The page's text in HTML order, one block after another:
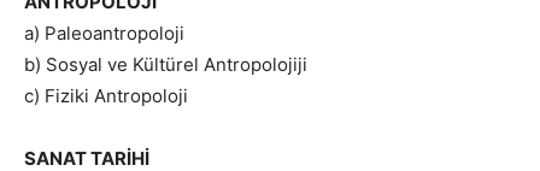
a) Paleoantropoloji
b) Sosyal ve Kültürel Antropolojiji
c) Fiziki Antropoloji
SANAT TARİHİ